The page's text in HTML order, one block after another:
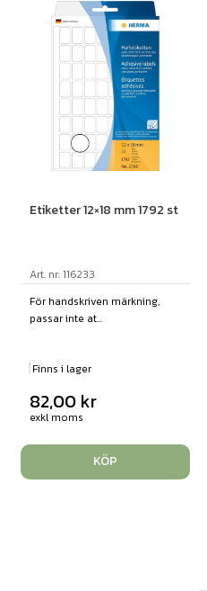
Etiketter 12×18 mm 1792 st
Art. nr: 116233
För handskriven märkning,
passar inte at...
Finns i lager
82,00 kr
exkl moms
KÖP